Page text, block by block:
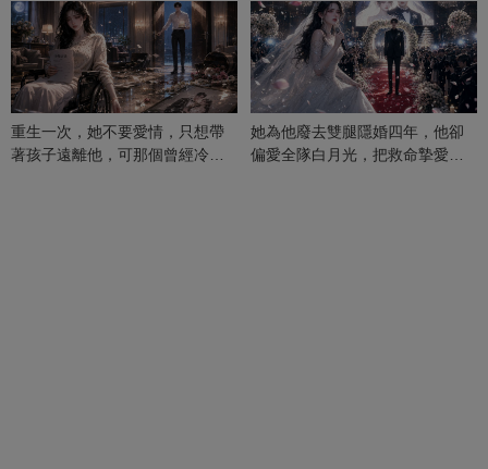
重生一次，她不要愛情，只想帶
著孩子遠離他，可那個曾經冷漠
她為他廢去雙腿隱婚四年，他卻
偏愛全隊白月光，把救命摯愛當